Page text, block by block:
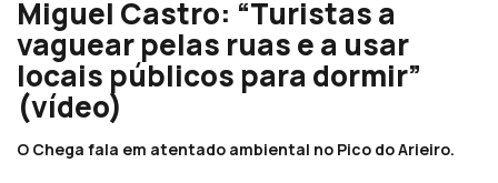
Miguel Castro: “Turistas a
vaguear pelas ruas e a usar
locais públicos para dormir”
(vídeo)
O Chega fala em atentado ambiental no Pico do Arieiro.